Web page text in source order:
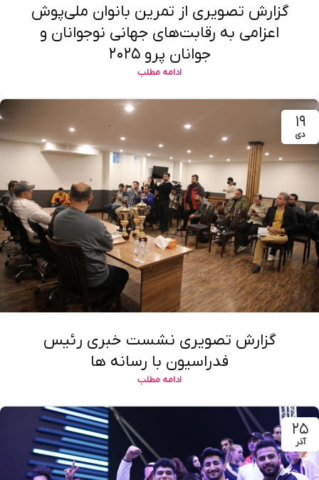
گزارش تصویری از تمرین بانوان ملی‌پوش
اعزامی به رقابت‌های جهانی نوجوانان و
جوانان پرو ۲۰۲۵
ادامه مطلب
۱۹
دی
گزارش تصویری نشست خبری رئیس
فدراسیون با رسانه ها
ادامه مطلب
۲۵
آذر